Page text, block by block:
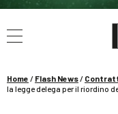
Nuove linee
Home / Flash News/
la legge delega per il riordino